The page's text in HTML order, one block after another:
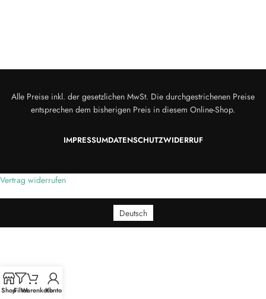
Alle Preise inkl. der gesetzlichen MwSt. Die durchgestrichenen Preise
entsprechen dem bisherigen Preis in diesem Online-Shop.
IMPRESSUMDATENSCHUTZWIDERRUF
ShopFilterWarenkorbKonto
Vertrag widerrufen
Deutsch